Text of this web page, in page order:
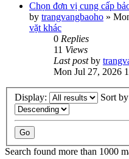
Chọn đơn vị cung cấp
by trangvangbaoho »
vặt khác
0 Replies
11 Views
Last postby
Mon Jul 27, 2026
Display: Sort
Search found more than 1000